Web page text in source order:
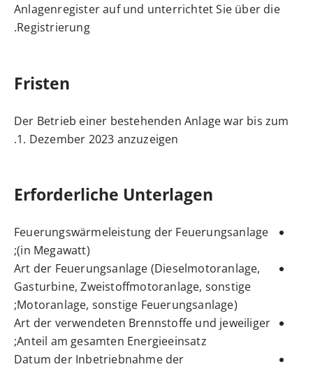
Anlagenregisterauf und unterrichtet Sie über die
Registrierung.
Fristen
Der Betrieb einer bestehenden Anlage war bis zum
1. Dezember 2023 anzuzeigen
.
Erforderliche Unterlagen
Feuerungswärmeleistung der Feuerungsanlage
(in Megawatt);
Art der Feuerungsanlage (Dieselmotoranlage,
Gasturbine, Zweistoffmotoranlage, sonstige
Motoranlage, sonstige Feuerungsanlage);
Art der verwendeten Brennstoffe und jeweiliger
Anteil am gesamten Energieeinsatz;
Datum der Inbetriebnahme der